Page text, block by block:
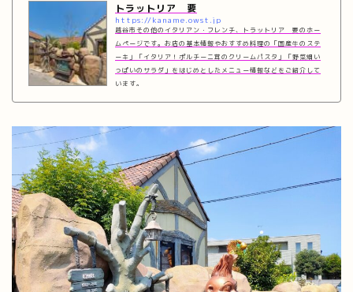
トラットリア 要
https://kaname.owst.jp
越谷市その他のイタリアン・フレンチ、トラットリア 要のホー
ムページです。お店の基本情報やおすすめ料理の「国産牛のステ
ーキ」「イタリア！ポルチーニ茸のクリームパスタ」「野菜畑い
っぱいのサラダ」をはじめとしたメニュー情報などをご紹介して
います。